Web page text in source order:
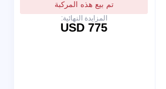
تم بيع هذه المركبة
المزايدة النهائية:
775 USD